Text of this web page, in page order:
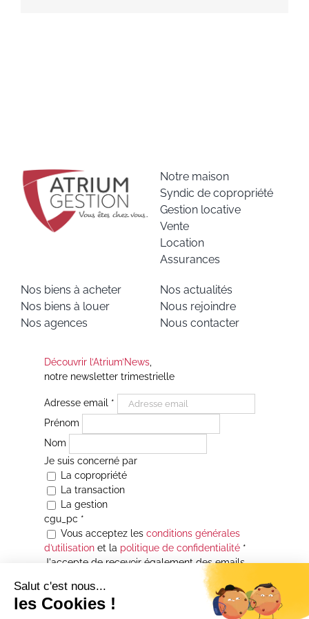
Notre maison
Syndic de copropriété
Gestion locative
Vente
Location
Assurances
Nos biens à acheter
Nos biens à louer
Nos agences
Nos actualités
Nous rejoindre
Nous contacter
Découvrir l’Atrium’News,
notre newsletter trimestrielle
Adresse email *
Prénom
Nom
Je suis concerné par
La copropriété
La transaction
La gestion
cgu_pc *
Vous acceptez les conditions générales
d’utilisationet la politique de confidentialité*
J'accepte de recevoir également des emails
Je souhaite être informé(e) de toutes les
actualités immobilières des agences de la
Maison Atrium Gestion. À tout moment, vous